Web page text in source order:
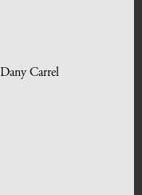
Carrel